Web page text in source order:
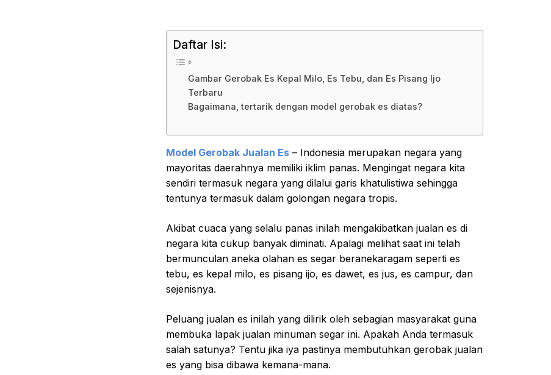
Daftar Isi:
Gambar Gerobak Es Kepal Milo, Es Tebu, dan Es Pisang Ijo
Terbaru
Bagaimana, tertarik dengan model gerobak es diatas?
Model Gerobak Jualan Es – Indonesia merupakan negara yang
mayoritas daerahnya memiliki iklim panas. Mengingat negara kita
sendiri termasuk negara yang dilalui garis khatulistiwa sehingga
tentunya termasuk dalam golongan negara tropis.
Akibat cuaca yang selalu panas inilah mengakibatkan jualan es di
negara kita cukup banyak diminati. Apalagi melihat saat ini telah
bermunculan aneka olahan es segar beranekaragam seperti es
tebu, es kepal milo, es pisang ijo, es dawet, es jus, es campur, dan
sejenisnya.
Peluang jualan es inilah yang dilirik oleh sebagian masyarakat guna
membuka lapak jualan minuman segar ini. Apakah Anda termasuk
salah satunya? Tentu jika iya pastinya membutuhkan gerobak jualan
es yang bisa dibawa kemana-mana.